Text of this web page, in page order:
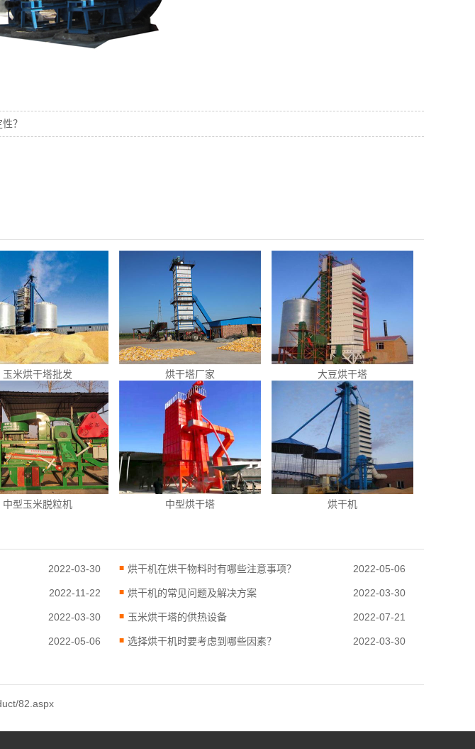
？
玉米烘干塔批发 烘干塔厂家 大豆烘干塔
中型玉米脱粒机 中型烘干塔 烘干机
2022-03-30 烘干机在烘干物料时有哪些注意事项？ 2022-05-06
2022-11-22 烘干机的常见问题及解决方案 2022-03-30
2022-03-30 玉米烘干塔的供热设备 2022-07-21
2022-05-06 选择烘干机时要考虑到哪些因素？ 2022-03-30
82.aspx